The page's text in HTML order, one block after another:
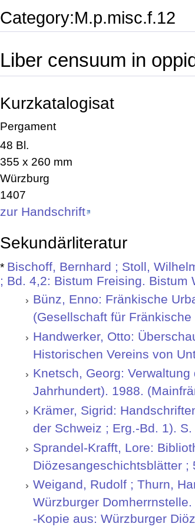
Category:M.p.misc.f.12
Liber censuum in
Kurzkatalogisat
Pergament
48 Bl.
355 x 260 mm
Würzburg
1407
zur Handschrift
Sekundärliteratur
* Bischoff, Bernhard ; Stoll,
; Bd. 4,2: Bistum Freising. Bistum
Bünz, Enno: Fränkische
(Gesellschaft für
Handwerker, Otto:
Historischen Vereins von
Knetsch, Georg:
Jahrhundert). 1988.
Krämer, Sigrid:
der Schweiz ; Erg.-Bd. 1). S.
Sprandel-Krafft, Lore:
Diözesangeschichtsblätter ;
Weigand, Rudolf ; Thurn,
Würzburger
-Kopie aus: Würzburger